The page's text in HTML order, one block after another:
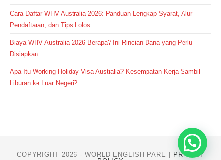
Cara Daftar WHV Australia 2026: Panduan Lengkap Syarat, Alur
Pendaftaran, dan Tips Lolos
Biaya WHV Australia 2026 Berapa? Ini Rincian Dana yang Perlu
Disiapkan
Apa Itu Working Holiday Visa Australia? Kesempatan Kerja Sambil
Liburan ke Luar Negeri?
COPYRIGHT 2026 - WORLD ENGLISH PARE |
PRIVACY